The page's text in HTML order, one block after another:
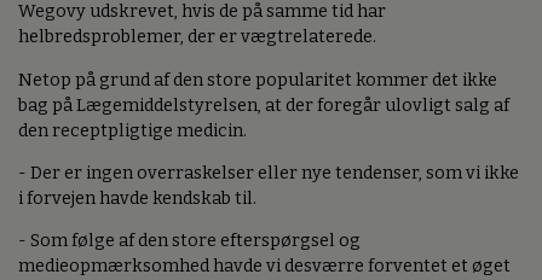
Wegovy udskrevet, hvis de på samme tid har
helbredsproblemer, der er vægtrelaterede.
Netop på grund af den store popularitet kommer det ikke
bag på Lægemiddelstyrelsen, at der foregår ulovligt salg af
den receptpligtige medicin.
- Der er ingen overraskelser eller nye tendenser, som vi ikke
i forvejen havde kendskab til.
- Som følge af den store efterspørgsel og
medieopmærksomhed havde vi desværre forventet et øget